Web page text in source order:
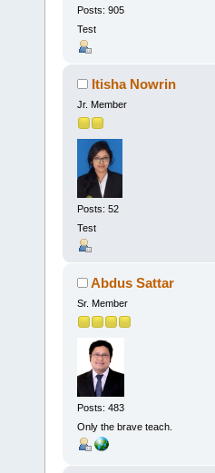
Posts: 905
Test
Itisha Nowrin
Jr. Member
Posts: 52
Test
Abdus Sattar
Sr. Member
Posts: 483
Only the brave teach.